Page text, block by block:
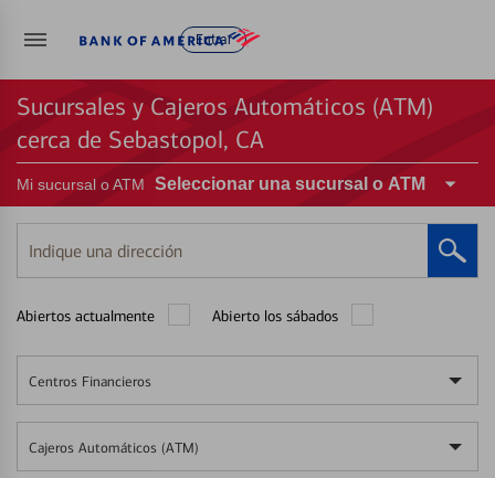
Entrar
Sucursales y Cajeros Automáticos (ATM)
cerca de Sebastopol, CA
Mi sucursal o ATM Seleccionar una sucursal o ATM
Indique
una
Abiertos actualmente Abierto los sábados
Centros Financieros
Cajeros Automáticos (ATM)